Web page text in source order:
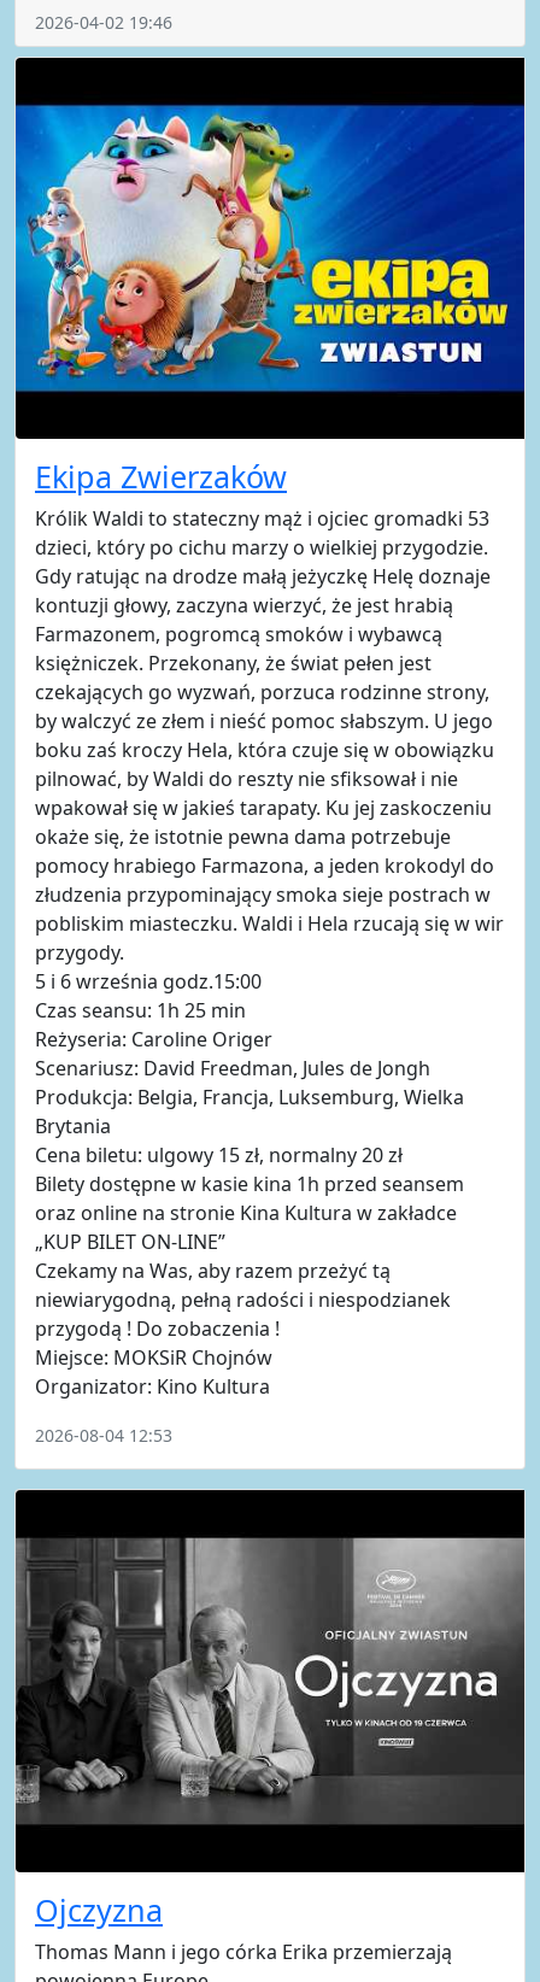
2026-04-02 19:46
Ekipa Zwierzaków
Królik Waldi to stateczny mąż i ojciec gromadki 53
dzieci, który po cichu marzy o wielkiej przygodzie.
Gdy ratując na drodze małą jeżyczkę Helę doznaje
kontuzji głowy, zaczyna wierzyć, że jest hrabią
Farmazonem, pogromcą smoków i wybawcą
księżniczek. Przekonany, że świat pełen jest
czekających go wyzwań, porzuca rodzinne strony,
by walczyć ze złem i nieść pomoc słabszym. U jego
boku zaś kroczy Hela, która czuje się w obowiązku
pilnować, by Waldi do reszty nie sfiksował i nie
wpakował się w jakieś tarapaty. Ku jej zaskoczeniu
okaże się, że istotnie pewna dama potrzebuje
pomocy hrabiego Farmazona, a jeden krokodyl do
złudzenia przypominający smoka sieje postrach w
pobliskim miasteczku. Waldi i Hela rzucają się w wir
przygody.
5 i 6 września godz.15:00
Czas seansu: 1h 25 min
Reżyseria: Caroline Origer
Scenariusz: David Freedman, Jules de Jongh
Produkcja: Belgia, Francja, Luksemburg, Wielka
Brytania
Cena biletu: ulgowy 15 zł, normalny 20 zł
Bilety dostępne w kasie kina 1h przed seansem
oraz online na stronie Kina Kultura w zakładce
„KUP BILET ON-LINE”
Czekamy na Was, aby razem przeżyć tą
niewiarygodną, pełną radości i niespodzianek
przygodą ! Do zobaczenia !
Miejsce: MOKSiR Chojnów
Organizator: Kino Kultura
2026-08-04 12:53
Ojczyzna
Thomas Mann i jego córka Erika przemierzają